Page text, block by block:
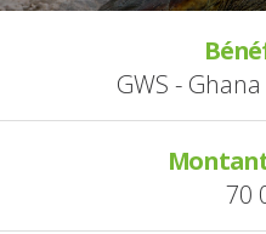
GWS -
70